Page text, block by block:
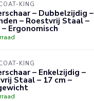
KING
– Dubbelzijdig –
– Roestvrij Staal –
– Ergonomisch
KING
– Enkelzijdig –
Staal – 17 cm –